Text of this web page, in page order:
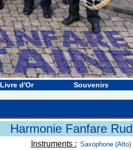
Livre d'Or Souvenirs
Harmonie Fanfare
Instruments : Saxophone (Alto)